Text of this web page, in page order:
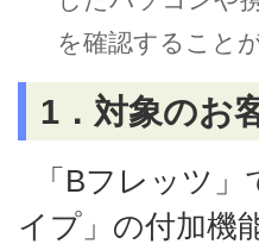
を確認すること
1．対象のお
「Bフレッツ
イプ」の付加機